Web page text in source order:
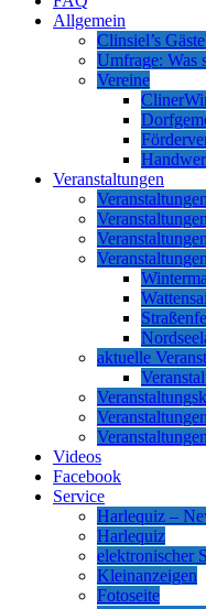
Allgemein
Clinsiel’s
Umfrage: Was
Vereine
Veranstaltungen
aktuelle
Videos
Facebook
Service
Harlequiz –
Harlequiz
elektronischer
Kleinanzeigen
Fotoseite